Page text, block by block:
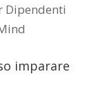
Dipendenti
imparare